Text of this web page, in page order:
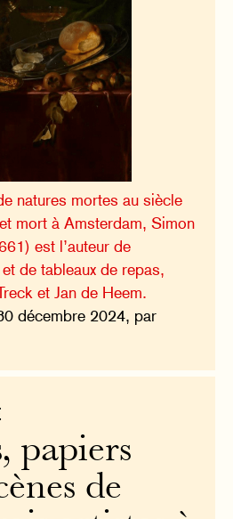
natures mortes au siècle
mort à Amsterdam, Simon
est l’auteur de
de tableaux de repas,
et Jan de Heem.
décembre 2024, par
papiers
de